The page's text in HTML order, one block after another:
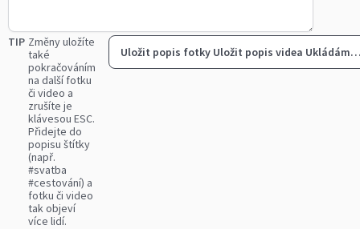
TIP Změny uložíte
také
pokračováním
na další fotku
či video a
zrušíte je
klávesou ESC.
Přidejte do
popisu štítky
(např.
#svatba
#cestování) a
fotku či video
tak objeví
více lidí.
Uložit popis fotky Uložit popis videa